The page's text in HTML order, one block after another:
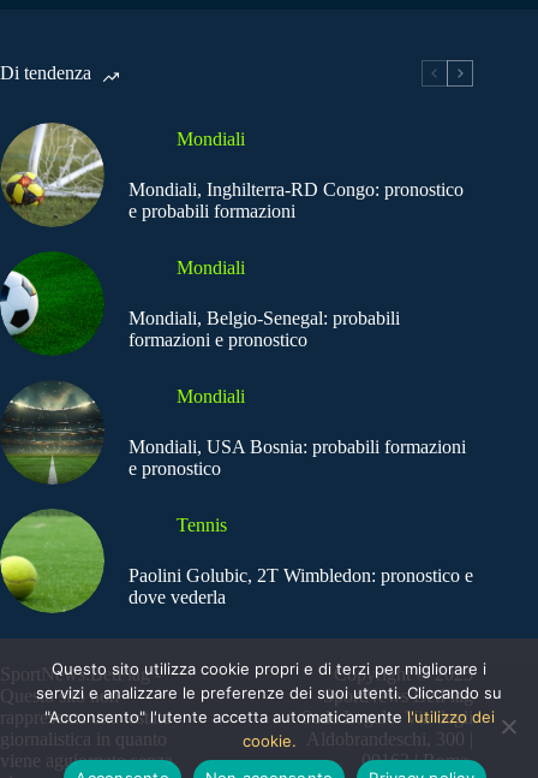
Di tendenza
Mondiali
Mondiali, Inghilterra-RD Congo: pronostico
e probabili formazioni
Mondiali
Mondiali, Belgio-Senegal: probabili
formazioni e pronostico
Mondiali
Mondiali, USA Bosnia: probabili formazioni
e pronostico
Tennis
Paolini Golubic, 2T Wimbledon: pronostico e
dove vederla
SportNews.BetFlag -
Questo sito non
rappresenta una testata
giornalistica in quanto
viene aggiornato senza
Copyright © 2025
SportNews BetFlag
Sede Legale: Via degli
Aldobrandeschi, 300 |
00163 | Roma
Questo sito utilizza cookie propri e di terzi per migliorare i
servizi e analizzare le preferenze dei suoi utenti. Cliccando su
"Acconsento" l'utente accetta automaticamente l'utilizzo dei
cookie.